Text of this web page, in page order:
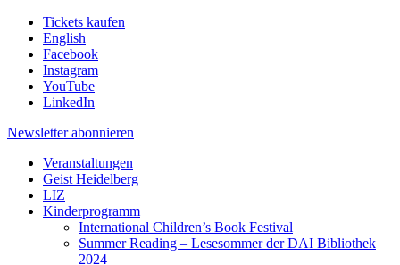
Tickets kaufen
English
Facebook
Instagram
YouTube
LinkedIn
Newsletter abonnieren
Veranstaltungen
Geist Heidelberg
LIZ
Kinderprogramm
International Children’s Book Festival
Summer Reading – Lesesommer der DAI Bibliothek
2024